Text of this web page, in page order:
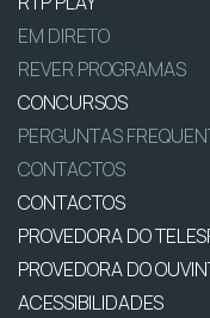
EM DIRETO
REVER PROGRAMAS
CONCURSOS
PERGUNTAS
CONTACTOS
CONTACTOS
PROVEDORA DO
PROVEDORA DO
ACESSIBILIDADES